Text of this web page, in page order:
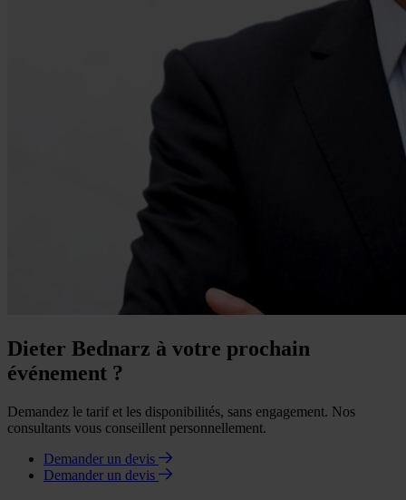
Dieter Bednarz à votre prochain
événement ?
Demandez le tarif et les disponibilités, sans engagement. Nos
consultants vous conseillent personnellement.
Demander un devis
Demander un devis